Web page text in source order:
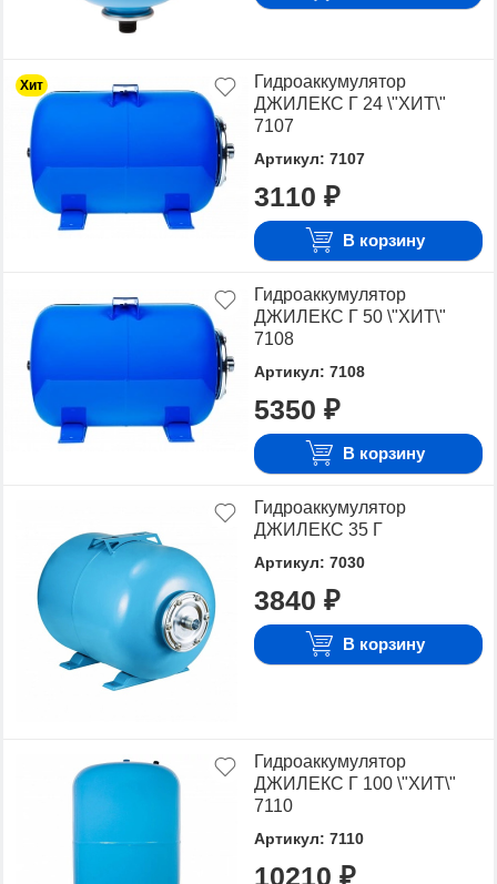
Хит
Гидроаккумулятор
ДЖИЛЕКС Г 24 \"ХИТ\"
7107
Артикул: 7107
3110 ₽
В корзину
Гидроаккумулятор
ДЖИЛЕКС Г 50 \"ХИТ\"
7108
Артикул: 7108
5350 ₽
В корзину
Гидроаккумулятор
ДЖИЛЕКС 35 Г
Артикул: 7030
3840 ₽
В корзину
Гидроаккумулятор
ДЖИЛЕКС Г 100 \"ХИТ\"
7110
Артикул: 7110
10210 ₽